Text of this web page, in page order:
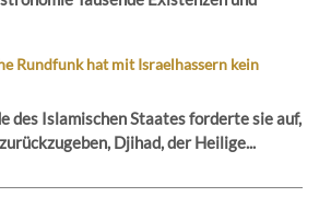
Rundfunk hat mit Israelhassern kein
des Islamischen Staates forderte sie auf,
Djihad, der Heilige...